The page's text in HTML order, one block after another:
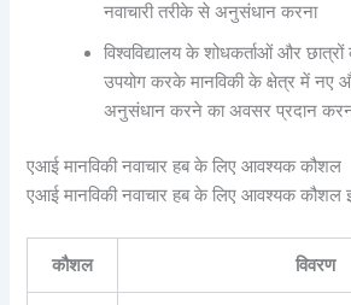
नवाचारी तरीके से अनुसंधान करना
विश्वविद्यालय के शोधकर्ताओं और
उपयोग करके मानविकी के क्षेत्र में नए
अनुसंधान करने का अवसर प्रदान
एआई मानविकी नवाचार हब के लिए आवश्यक कौशल
एआई मानविकी नवाचार हब के लिए आवश्यक कौशल
कौशल विवरण